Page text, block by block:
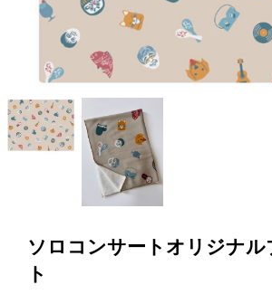
ソロコンサートオリジナル
ト